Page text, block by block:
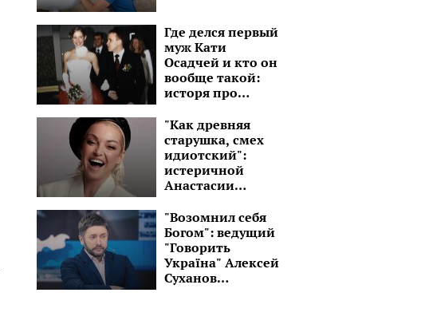
Где делся первый
муж Кати
Осадчей и кто он
вообще такой:
исторя про
который на 15 лет
старше
"Как древняя
старушка, смех
идиотский":
истеричной
Анастасии
советуют
подлечить голову
"Возомнил себя
Богом": ведущий
"Говорить
Україна" Алексей
Суханов